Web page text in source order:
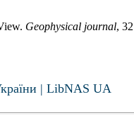
Geophysical journal, 32
| LibNAS UA